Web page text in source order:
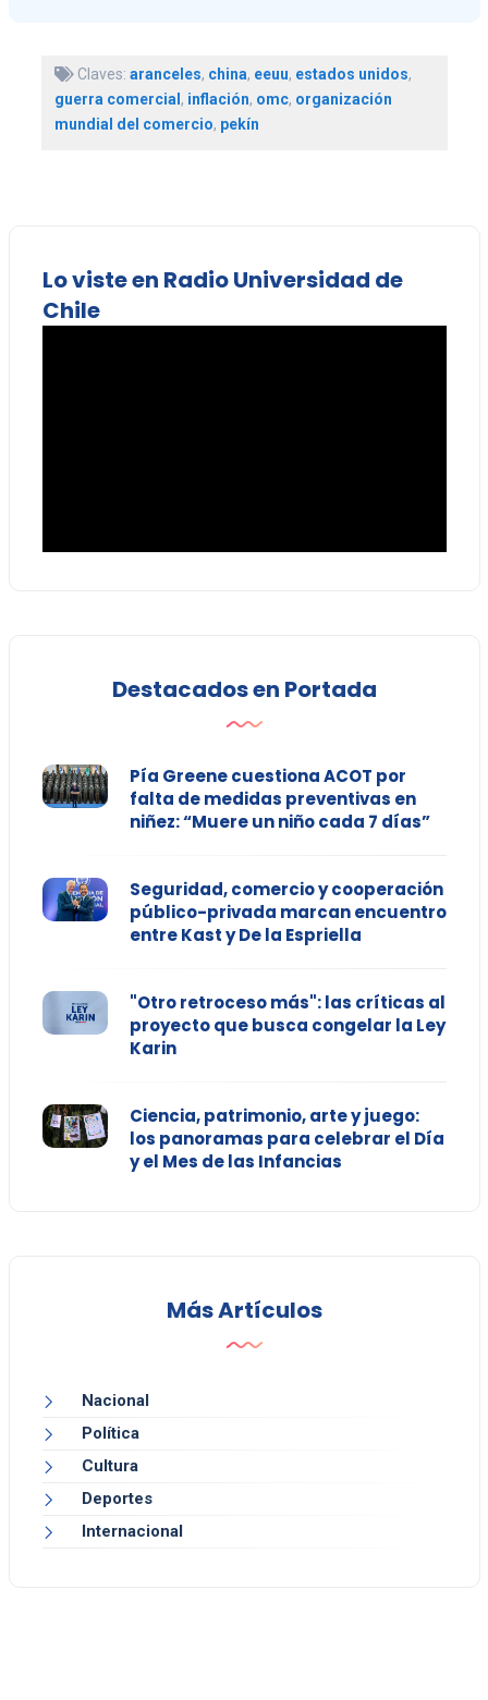
Claves: aranceles, china, eeuu, estados unidos,
guerra comercial, inflación, omc, organización
mundial del comercio, pekín
Lo viste en Radio Universidad de
Chile
Destacados en Portada
Pía Greene cuestiona ACOT por
falta de medidas preventivas en
niñez: “Muere un niño cada 7 días”
Seguridad, comercio y cooperación
público-privada marcan encuentro
entre Kast y De la Espriella
"Otro retroceso más": las críticas al
proyecto que busca congelar la Ley
Karin
Ciencia, patrimonio, arte y juego:
los panoramas para celebrar el Día
y el Mes de las Infancias
Más Artículos
Nacional
Política
Cultura
Deportes
Internacional